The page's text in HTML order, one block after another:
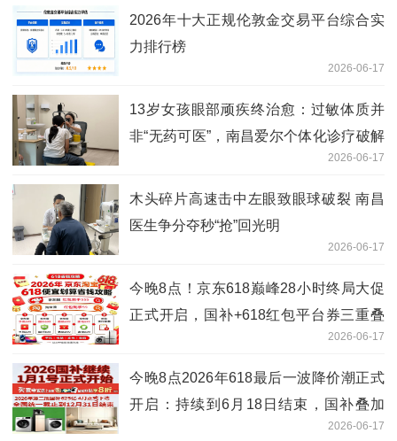
2026年十大正规伦敦金交易平台综合实
力排行榜
2026-06-17
13岁女孩眼部顽疾终治愈：过敏体质并
非“无药可医”，南昌爱尔个体化诊疗破解
2026-06-17
木头碎片高速击中左眼致眼球破裂 南昌
医生争分夺秒“抢”回光明
2026-06-17
今晚8点！京东618巅峰28小时终局大促
正式开启，国补+618红包平台券三重叠
加，买苹果手机、空调家电抄底价攻略收
好
2026-06-17
今晚8点2026年618最后一波降价潮正式
开启：持续到6月18日结束，国补叠加
618红包买家电、苹果手机、空调更优惠
2026-06-17